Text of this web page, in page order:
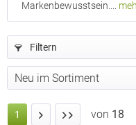
Markenbewusstsein....
Filtern
1 von 18